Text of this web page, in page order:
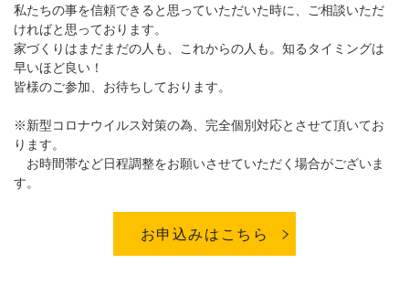
私たちの事を信頼できると思っていただいた時に、ご相談いただ
ければと思っております。
家づくりはまだまだの人も、これからの人も。知るタイミングは
早いほど良い！
皆様のご参加、お待ちしております。
※新型コロナウイルス対策の為、完全個別対応とさせて頂いてお
ります。
お時間帯など日程調整をお願いさせていただく場合がございま
す。
お申込みはこちら